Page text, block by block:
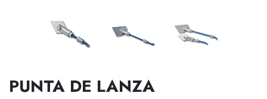
PUNTA DE LANZA